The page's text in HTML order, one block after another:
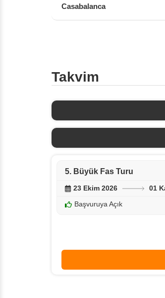
Casabalanca
Takvim
5. Büyük Fas Turu
23 Ekim 2026
01
Başvuruya Açık